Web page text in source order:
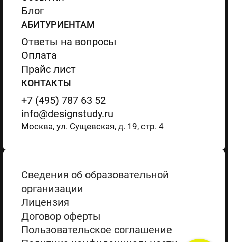
Блог
АБИТУРИЕНТАМ
Ответы на вопросы
Оплата
Прайс лист
КОНТАКТЫ
+7 (495) 787 63 52
info@designstudy.ru
Москва, ул. Сущевская, д. 19, стр. 4
Сведения об образовательной
организации
Лицензия
Договор оферты
Пользовательское соглашение